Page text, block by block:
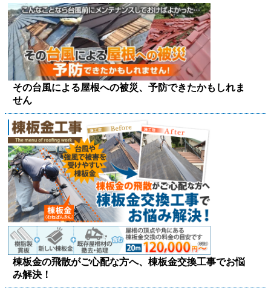
その台風による屋根への被災、予防できたかもしれま
せん
棟板金の飛散がご心配な方へ、棟板金交換工事でお悩
み解決！